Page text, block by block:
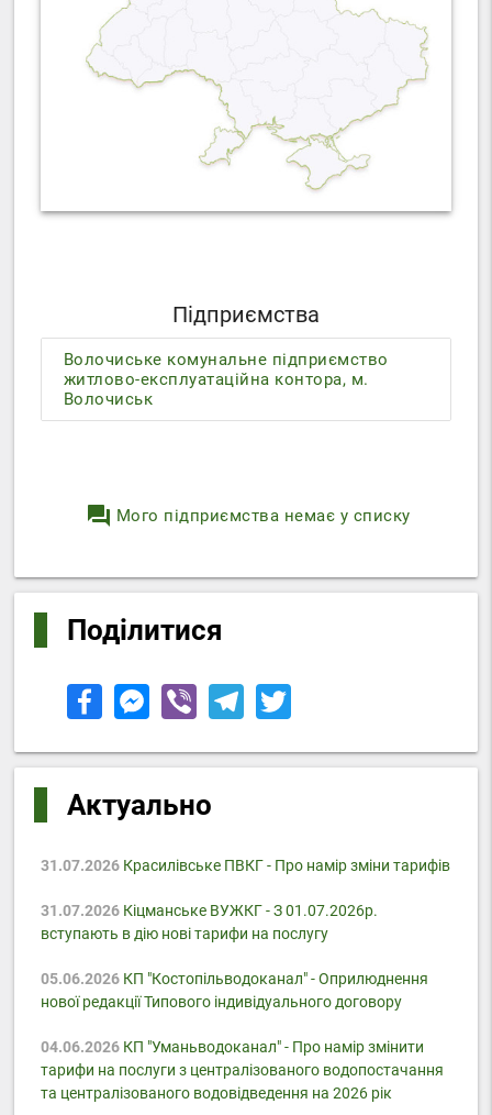
Підприємства
Волочиське комунальне підприємство
житлово-експлуатаційна контора, м.
Волочиськ
question_answer Мого підприємства немає у списку
Поділитися
Актуально
31.07.2026Красилівське ПВКГ - Про намір зміни тарифів
31.07.2026Кіцманське ВУЖКГ - З 01.07.2026р.
вступають в дію нові тарифи на послугу
05.06.2026КП "Костопільводоканал" - Оприлюднення
нової редакції Типового індивідуального договору
04.06.2026КП "Уманьводоканал" - Про намір змінити
тарифи на послуги з централізованого водопостачання
та централізованого водовідведення на 2026 рік